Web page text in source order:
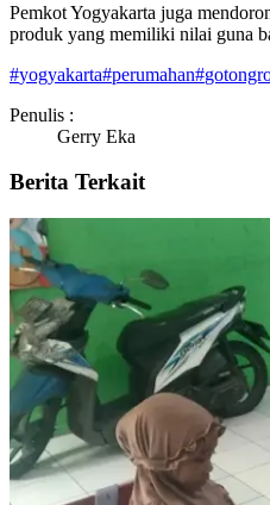
Pemkot Yogyakarta juga
produk yang memiliki nilai guna
#yogyakarta#perumahan#
Penulis :
Gerry Eka
Berita Terkait